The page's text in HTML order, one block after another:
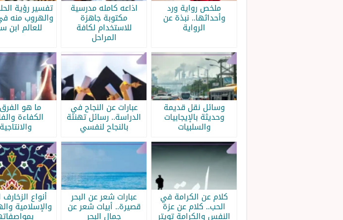
ملخص رواية ورد
وأحداثها.. نبذة عن
الرواية
اذاعه كامله مدرسية
مكتوبة جاهزة
للاستخدام لكافة
المراحل
تفسير رؤية
والهروب منه
للعالم ابن
وسائل نقل قديمة
وحديثة بالإيجابيات
والسلبيات
عبارات عن النجاح في
الدراسة.. رسائل تهنئة
بالنجاح لنفسي
ما هو
الكفاءة
كلام عن الكرامة في
الحب.. كلام عن عزة
النفس والكرامة تويتر
عبارات شعر عن البحر
قصيرة.. أبيات شعر عن
جمال البحر
أنواع الزخارف
والإسلامية